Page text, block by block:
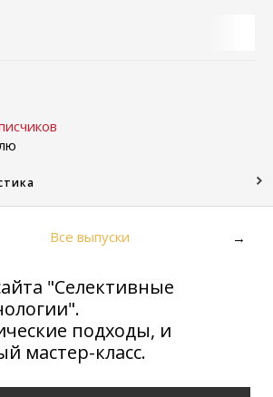
Все выпуски →
"Селективные
подходы, и
мастер-класс.